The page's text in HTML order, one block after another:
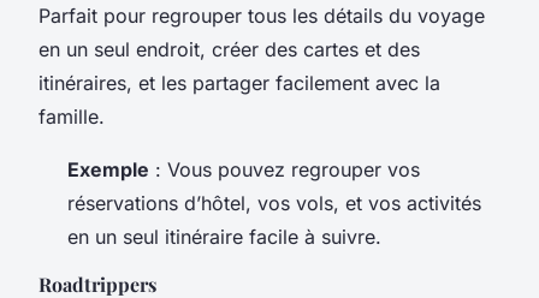
Parfait pour regrouper tous les détails du voyage
en un seul endroit, créer des cartes et des
itinéraires, et les partager facilement avec la
famille.
Exemple : Vous pouvez regrouper vos
réservations d’hôtel, vos vols, et vos activités
en un seul itinéraire facile à suivre.
Roadtrippers